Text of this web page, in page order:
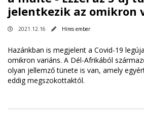
jelentkezik az omikron
2021.12.16 Híres ember
Hazánkban is megjelent a Covid-19
omikron variáns. A Dél-Afrikából
olyan jellemző tünete is van, amely
eddig megszokottaktól.